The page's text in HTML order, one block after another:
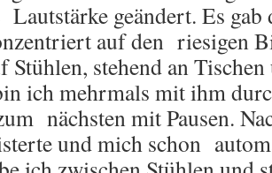
geändert. Es
auf den riesigen
Stühlen, stehend an
ich mehrmals mit ihm
nächsten mit Pausen.
und mich schon